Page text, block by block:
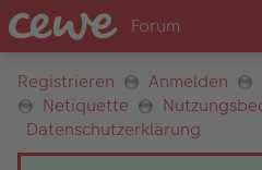
Registrieren Anmelden
Netiquette
Datenschutzerklärung